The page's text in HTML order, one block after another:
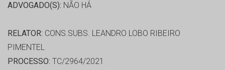
ADVOGADO(S): NÃO HÁ
RELATOR: CONS.SUBS. LEANDRO LOBO RIBEIRO
PIMENTEL
PROCESSO: TC/2964/2021